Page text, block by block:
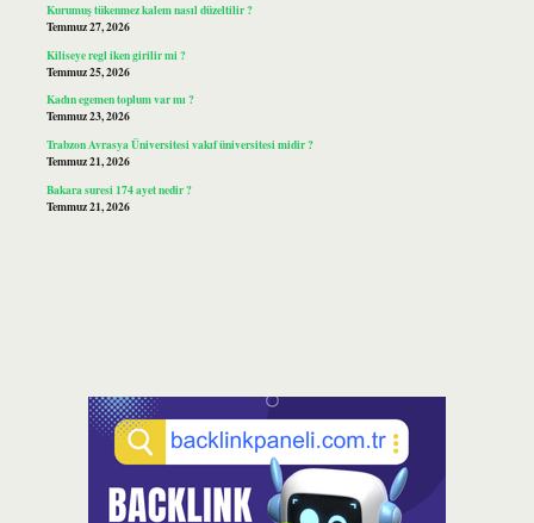
Kurumuş tükenmez kalem nasıl düzeltilir ?
Temmuz 27, 2026
Kiliseye regl iken girilir mi ?
Temmuz 25, 2026
Kadın egemen toplum var mı ?
Temmuz 23, 2026
Trabzon Avrasya Üniversitesi vakıf üniversitesi midir ?
Temmuz 21, 2026
Bakara suresi 174 ayet nedir ?
Temmuz 21, 2026